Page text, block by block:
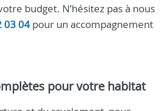
budget. N’hésitez pas à nous
03 04 pour un accompagnement
pour votre habitat